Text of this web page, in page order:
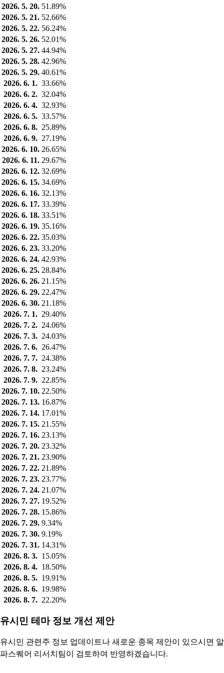
2026. 5. 20. 51.89%
2026. 5. 21. 52.66%
2026. 5. 22. 56.24%
2026. 5. 26. 52.01%
2026. 5. 27. 44.94%
2026. 5. 28. 42.96%
2026. 5. 29. 40.61%
2026. 6. 1. 33.66%
2026. 6. 2. 32.04%
2026. 6. 4. 32.93%
2026. 6. 5. 33.57%
2026. 6. 8. 25.89%
2026. 6. 9. 27.19%
2026. 6. 10. 26.65%
2026. 6. 11. 29.67%
2026. 6. 12. 32.69%
2026. 6. 15. 34.69%
2026. 6. 16. 32.13%
2026. 6. 17. 33.39%
2026. 6. 18. 33.51%
2026. 6. 19. 35.16%
2026. 6. 22. 35.03%
2026. 6. 23. 33.20%
2026. 6. 24. 42.93%
2026. 6. 25. 28.84%
2026. 6. 26. 21.15%
2026. 6. 29. 22.47%
2026. 6. 30. 21.18%
2026. 7. 1. 29.40%
2026. 7. 2. 24.06%
2026. 7. 3. 24.03%
2026. 7. 6. 26.47%
2026. 7. 7. 24.38%
2026. 7. 8. 23.24%
2026. 7. 9. 22.85%
2026. 7. 10. 22.50%
2026. 7. 13. 16.87%
2026. 7. 14. 17.01%
2026. 7. 15. 21.55%
2026. 7. 16. 23.13%
2026. 7. 20. 23.32%
2026. 7. 21. 23.90%
2026. 7. 22. 21.89%
2026. 7. 23. 23.77%
2026. 7. 24. 21.07%
2026. 7. 27. 19.52%
2026. 7. 28. 15.86%
2026. 7. 29. 9.34%
2026. 7. 30. 9.19%
2026. 7. 31. 14.31%
2026. 8. 3. 15.05%
2026. 8. 4. 18.50%
2026. 8. 5. 19.91%
2026. 8. 6. 19.98%
2026. 8. 7. 22.20%
유시민 테마 정보 개선 제안
유시민 관련주 정보 업데이트나 새로운 종목 제안이 있으시면 알
파스퀘어 리서치팀이 검토하여 반영하겠습니다.